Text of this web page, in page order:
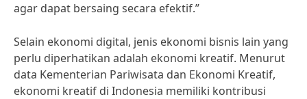
agar dapat bersaing secara efektif.”
Selain ekonomi digital, jenis ekonomi bisnis lain yang
perlu diperhatikan adalah ekonomi kreatif. Menurut
data Kementerian Pariwisata dan Ekonomi Kreatif,
ekonomi kreatif di Indonesia memiliki kontribusi